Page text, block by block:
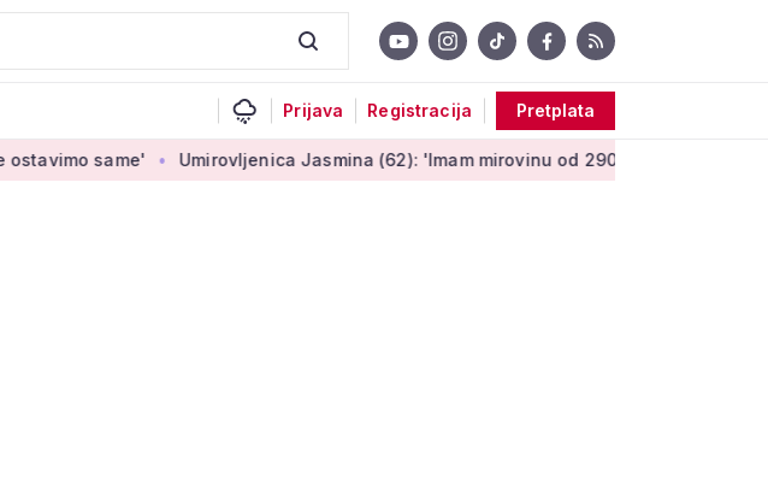
Prijava Registracija Pretplata
Umirovljenica Jasmina (62): 'Imam mirovinu od 290 eura, a dobijem i socijalnu